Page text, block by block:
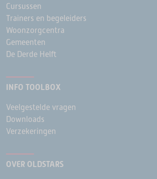
Cursussen
Trainers en begeleiders
Woonzorgcentra
Gemeenten
De Derde Helft
INFO TOOLBOX
Veelgestelde vragen
Downloads
Verzekeringen
OVER OLDSTARS